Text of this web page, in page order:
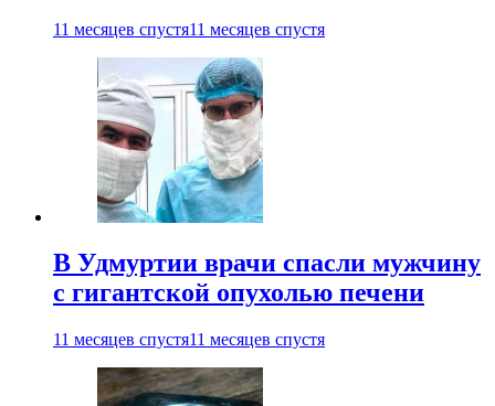
11 месяцев спустя11 месяцев спустя
В Удмуртии врачи спасли мужчину
с гигантской опухолью печени
11 месяцев спустя11 месяцев спустя